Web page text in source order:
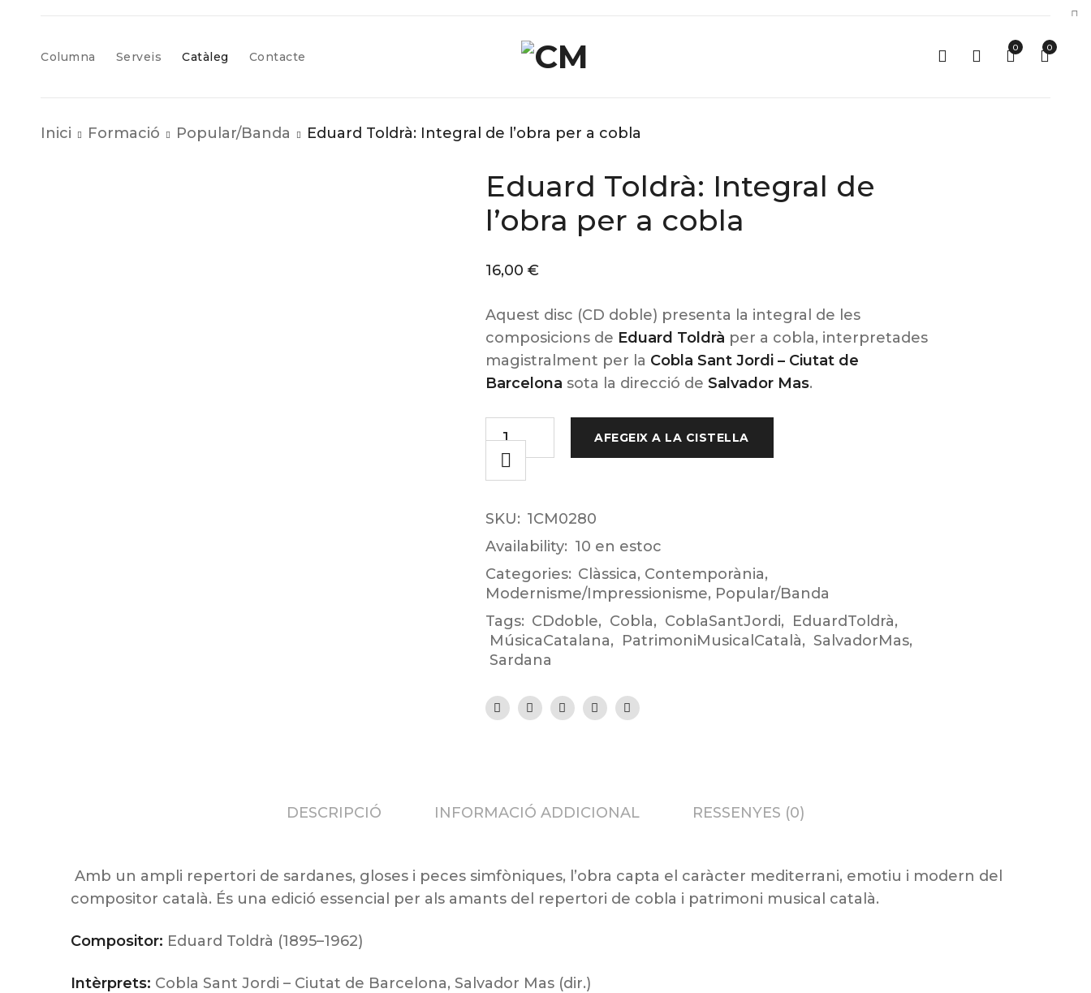
Columna Serveis Catàleg Contacte
0
0
Inici Formació Popular/Banda Eduard Toldrà: Integral de l’obra per a cobla
Eduard Toldrà: Integral de
l’obra per a cobla
16,00 €
Aquest disc (CD doble) presenta la integral de les
composicions de Eduard Toldrà per a cobla, interpretades
magistralment per la Cobla Sant Jordi – Ciutat de
Barcelona sota la direcció de Salvador Mas.
AFEGEIX A LA CISTELLA
SKU: 1CM0280
Availability: 10 en estoc
Categories: Clàssica, Contemporània,
Modernisme/Impressionisme, Popular/Banda
Tags: CDdoble, Cobla, CoblaSantJordi, EduardToldrà,
MúsicaCatalana, PatrimoniMusicalCatalà, SalvadorMas,
Sardana
DESCRIPCIÓ INFORMACIÓ ADDICIONAL RESSENYES (0)
Amb un ampli repertori de sardanes, gloses i peces simfòniques, l’obra capta el caràcter mediterrani, emotiu i modern del
compositor català. És una edició essencial per als amants del repertori de cobla i patrimoni musical català.
Compositor: Eduard Toldrà (1895–1962)
Intèrprets: Cobla Sant Jordi – Ciutat de Barcelona, Salvador Mas (dir.)